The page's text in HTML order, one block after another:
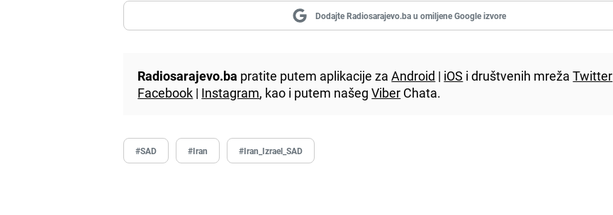
Dodajte Radiosarajevo.ba u omiljene Google izvore
Radiosarajevo.ba pratite putem aplikacije zaAndroid | iOS i društvenih mrežaTwitter
Facebook | Instagram, kao i putem našegViber Chata.
#SAD #Iran #Iran_Izrael_SAD